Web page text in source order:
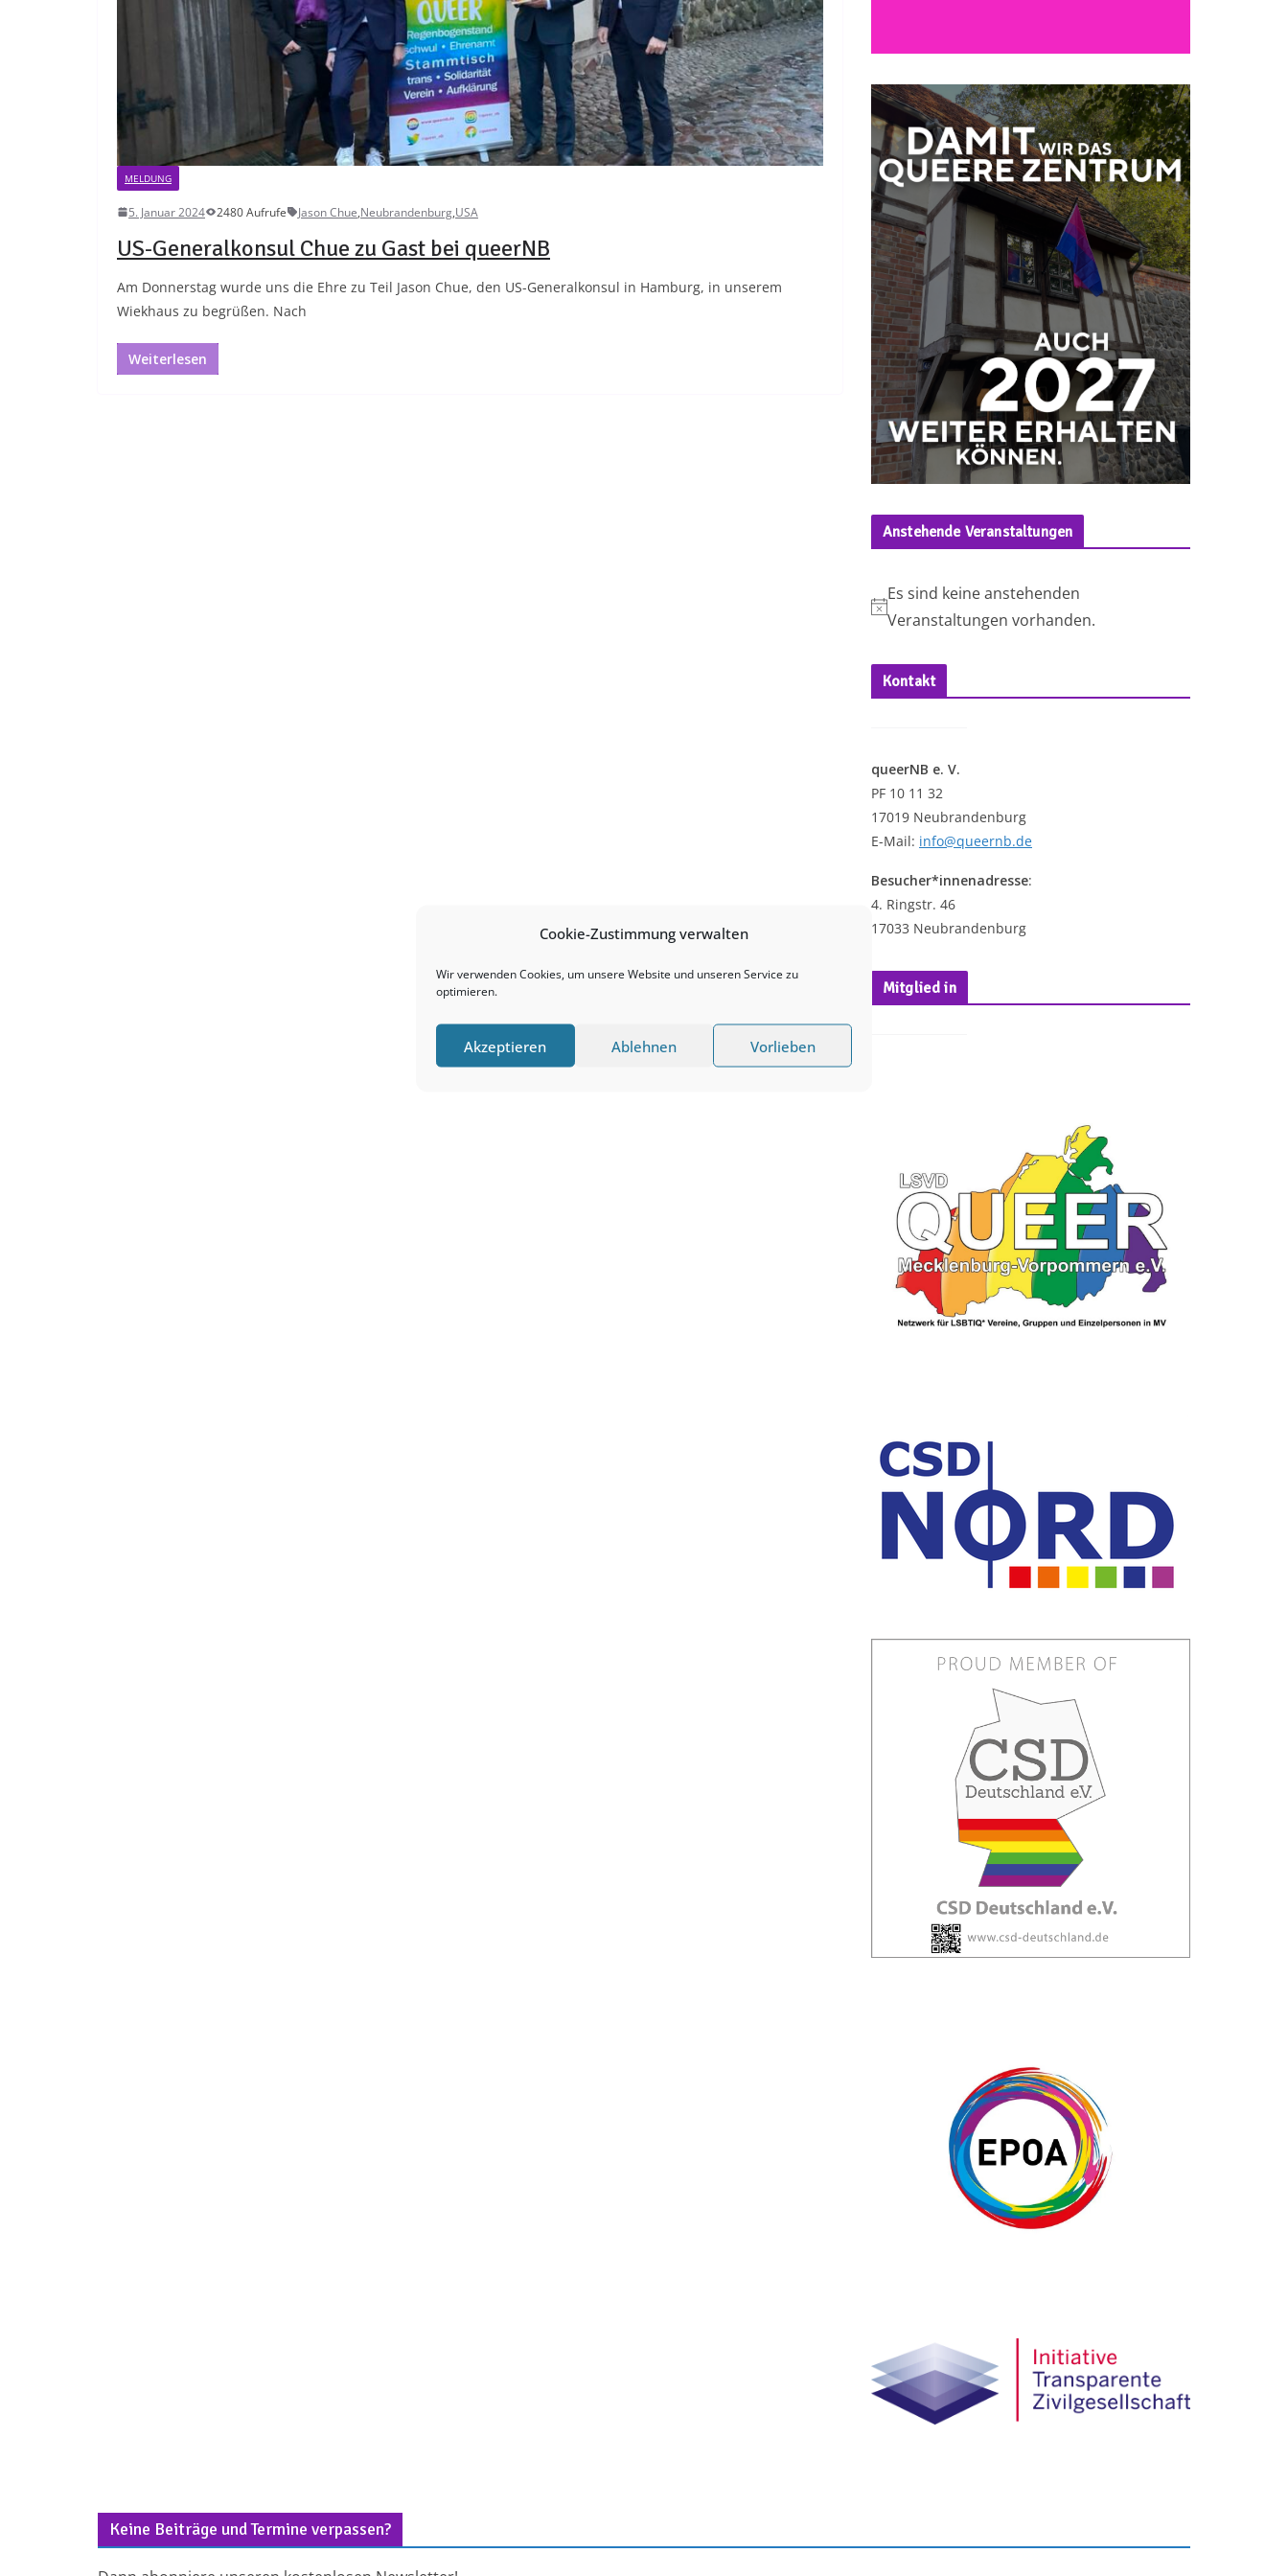
Cookie-Zustimmung verwalten
Wir verwenden Cookies, um unsere Website und unseren Service zu
optimieren.
Akzeptieren Ablehnen Vorlieben
MELDUNG
5. Januar 2024 2480 Aufrufe Jason Chue,Neubrandenburg,USA
US-Generalkonsul Chue zu Gast bei queerNB
Am Donnerstag wurde uns die Ehre zu Teil Jason Chue, den US-Generalkonsul in Hamburg, in unserem
Wiekhaus zu begrüßen. Nach
Weiterlesen
Anstehende Veranstaltungen
H
n
w
s
Es sind keine anstehenden
Veranstaltungen vorhanden.
Kontakt
queerNB e. V.
PF 10 11 32
17019 Neubrandenburg
E-Mail: info@queernb.de
Besucher*innenadresse:
4. Ringstr. 46
17033 Neubrandenburg
Mitglied in
Keine Beiträge und Termine verpassen?